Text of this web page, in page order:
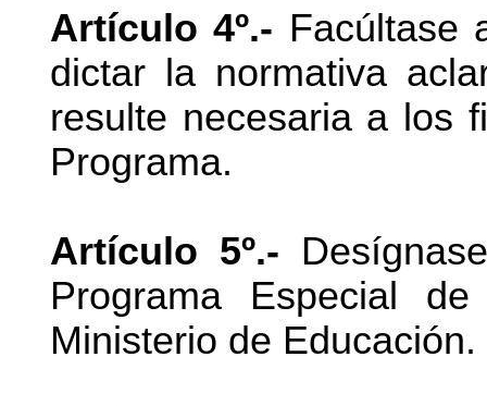
Artículo 4º.- Facúltase
dictar la normativa
resulte necesaria a los
Programa.
Artículo 5º.-
Programa Especial
Ministerio de Educación.